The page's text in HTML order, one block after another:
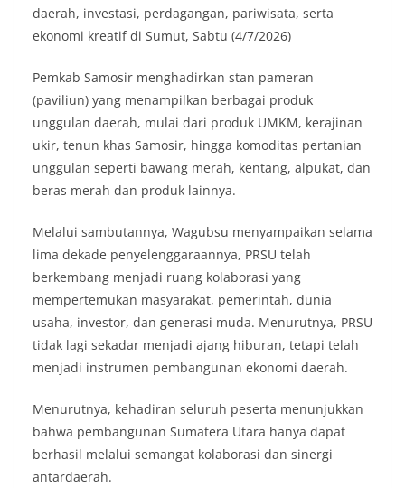
daerah, investasi, perdagangan, pariwisata, serta
ekonomi kreatif di Sumut, Sabtu (4/7/2026)
Pemkab Samosir menghadirkan stan pameran
(paviliun) yang menampilkan berbagai produk
unggulan daerah, mulai dari produk UMKM, kerajinan
ukir, tenun khas Samosir, hingga komoditas pertanian
unggulan seperti bawang merah, kentang, alpukat, dan
beras merah dan produk lainnya.
Melalui sambutannya, Wagubsu menyampaikan selama
lima dekade penyelenggaraannya, PRSU telah
berkembang menjadi ruang kolaborasi yang
mempertemukan masyarakat, pemerintah, dunia
usaha, investor, dan generasi muda. Menurutnya, PRSU
tidak lagi sekadar menjadi ajang hiburan, tetapi telah
menjadi instrumen pembangunan ekonomi daerah.
Menurutnya, kehadiran seluruh peserta menunjukkan
bahwa pembangunan Sumatera Utara hanya dapat
berhasil melalui semangat kolaborasi dan sinergi
antardaerah.